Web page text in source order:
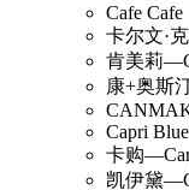
Cafe Cafe
卡尔文·
肯美莉
康+奥斯
Capri Blue
卡购
凯伊黛